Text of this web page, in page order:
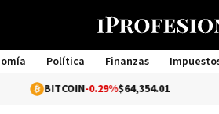
Política Finanzas
Management
-0.29%$64,354.01